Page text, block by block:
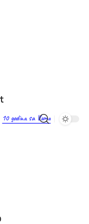
10 godina sa Vama